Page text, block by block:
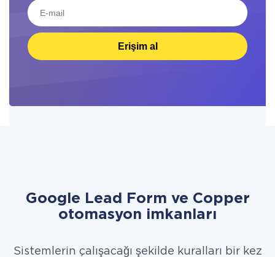
Erişim al
Google Lead Form ve Copper
otomasyon imkanları
Sistemlerin çalışacağı şekilde kuralları bir kez